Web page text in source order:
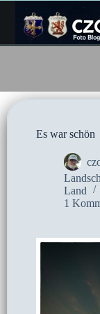
Inhalt
springen
Es war schön
Land
1